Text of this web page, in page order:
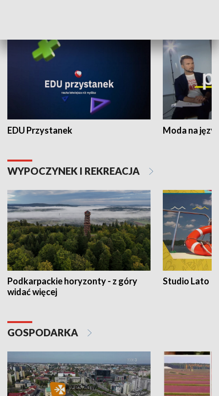
EDU Przystanek Moda na
WYPOCZYNEK I REKREACJA
Podkarpackie horyzonty - z góry
widać więcej
Studio Lato
GOSPODARKA